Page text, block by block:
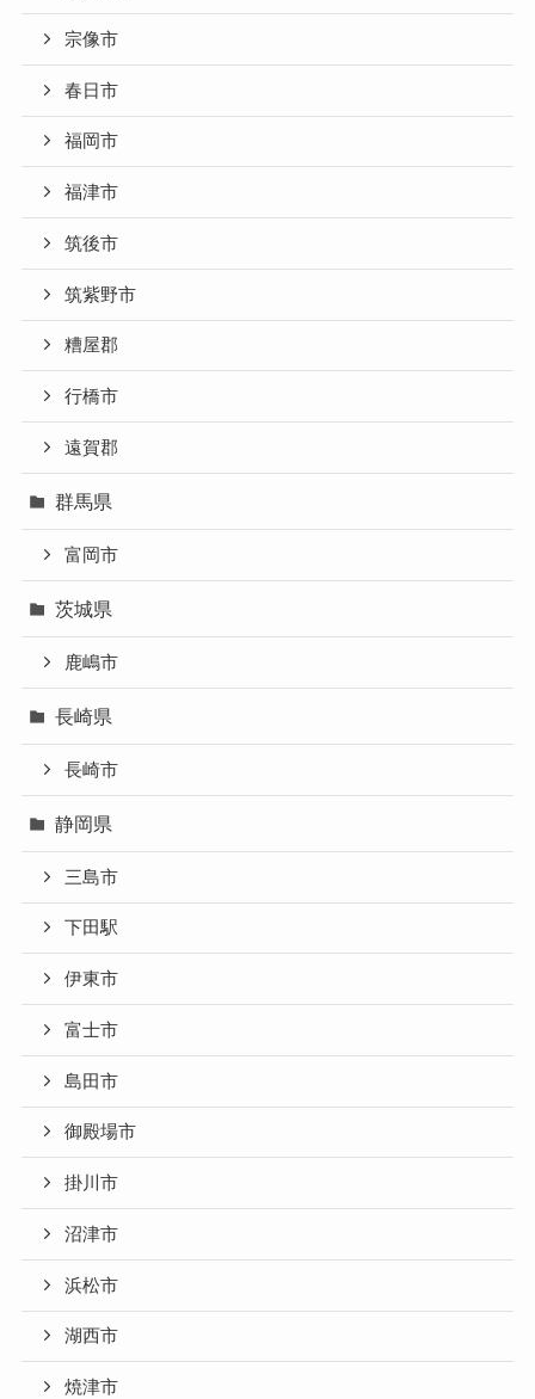
宗像市
春日市
福岡市
福津市
筑後市
筑紫野市
糟屋郡
行橋市
遠賀郡
群馬県
富岡市
茨城県
鹿嶋市
長崎県
長崎市
静岡県
三島市
下田駅
伊東市
富士市
島田市
御殿場市
掛川市
沼津市
浜松市
湖西市
焼津市